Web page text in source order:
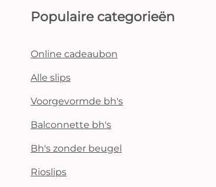
Populaire categorieën
Online cadeaubon
Alle slips
Voorgevormde bh's
Balconnette bh's
Bh's zonder beugel
Rioslips